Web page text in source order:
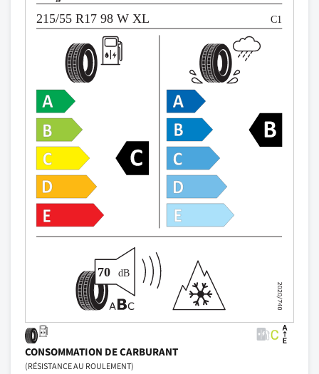
CONSOMMATION DE CARBURANT
(RÉSISTANCE AU ROULEMENT)